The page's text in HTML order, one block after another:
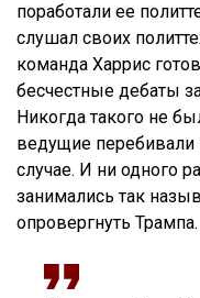
поработали ее
слушал своих
команда Харрис
бесчестные дебаты
Никогда такого не
ведущие перебивали
случае. И ни одного
занимались так
опровергнуть Трампа.